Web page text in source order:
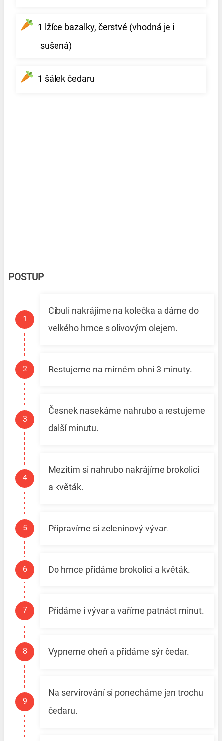
1 lžíce bazalky, čerstvé (vhodná je i
sušená)
1 šálek čedaru
POSTUP
Cibuli nakrájíme na kolečka a dáme do
velkého hrnce s olivovým olejem.
Restujeme na mírném ohni 3 minuty.
Česnek nasekáme nahrubo a restujeme
další minutu.
Mezitím si nahrubo nakrájíme brokolici
a květák.
Připravíme si zeleninový vývar.
Do hrnce přidáme brokolici a květák.
Přidáme i vývar a vaříme patnáct minut.
Vypneme oheň a přidáme sýr čedar.
Na servírování si ponecháme jen trochu
čedaru.